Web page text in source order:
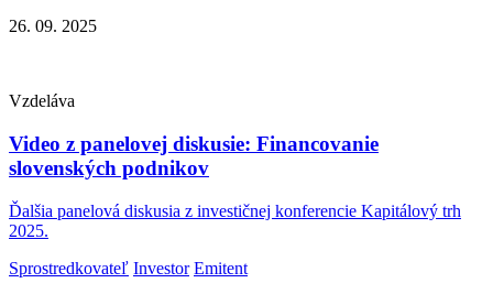
26. 09. 2025
Vzdeláva
Video z panelovej diskusie: Financovanie
slovenských podnikov
Ďalšia panelová diskusia z investičnej konferencie Kapitálový trh
2025.
Sprostredkovateľ Investor Emitent